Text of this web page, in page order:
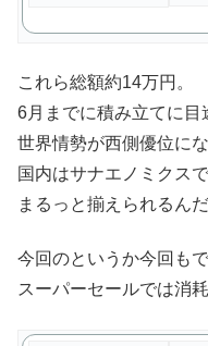
これら総額約14万円。
6月までに積み立てに目
世界情勢が西側優位にな
国内はサナエノミクス
まるっと揃えられるん
今回のというか今回もで
スーパーセールでは消